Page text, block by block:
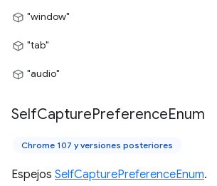
"window"
"tab"
"audio"
SelfCapturePreferenceEnum
Chrome 107 y versiones posteriores
Espejos SelfCapturePreferenceEnum.